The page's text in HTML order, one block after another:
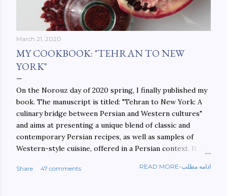
March 21, 2020
MY COOKBOOK: "TEHRAN TO NEW
YORK"
On the Norouz day of 2020 spring, I finally published my
book. The manuscript is titled: "Tehran to New York: A
culinary bridge between Persian and Western cultures"
and aims at presenting a unique blend of classic and
contemporary Persian recipes, as well as samples of
Western-style cuisine, offered in a Persian context. It is
walls. This book aims at constructing a bridge between
Share 47 comments READ MORE-ادامه مطلب